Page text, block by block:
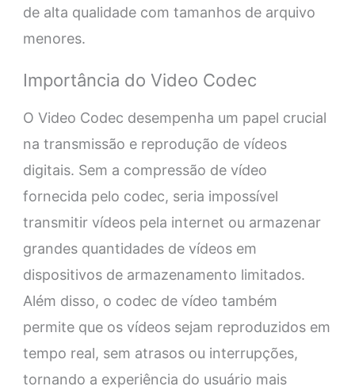
de alta qualidade com tamanhos de arquivo
menores.
Importância do Video Codec
O Video Codec desempenha um papel crucial
na transmissão e reprodução de vídeos
digitais. Sem a compressão de vídeo
fornecida pelo codec, seria impossível
transmitir vídeos pela internet ou armazenar
grandes quantidades de vídeos em
dispositivos de armazenamento limitados.
Além disso, o codec de vídeo também
permite que os vídeos sejam reproduzidos em
tempo real, sem atrasos ou interrupções,
tornando a experiência do usuário mais